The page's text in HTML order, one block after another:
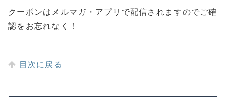
クーポンはメルマガ・アプリで配信されますのでご確
認をお忘れなく！
目次に戻る